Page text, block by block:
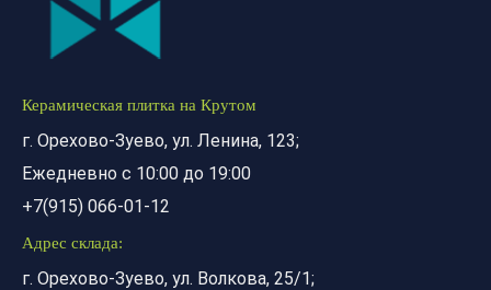
Керамическая плитка на Крутом
г. Орехово-Зуево, ул. Ленина, 123;
Ежедневно с 10:00 до 19:00
+7(915) 066-01-12
Адрес склада:
г. Орехово-Зуево, ул. Волкова, 25/1;